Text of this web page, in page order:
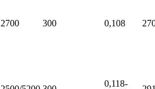
2700 300 0,108
0,118-